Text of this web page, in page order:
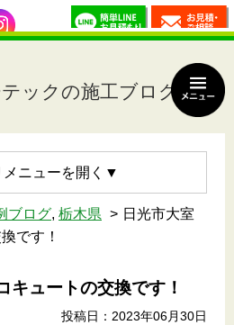
ックの施工ブログ
メニュー
ブログ, 栃木県
日光市大室
です！
キュートの交換です！
投稿日：2023年06月30日